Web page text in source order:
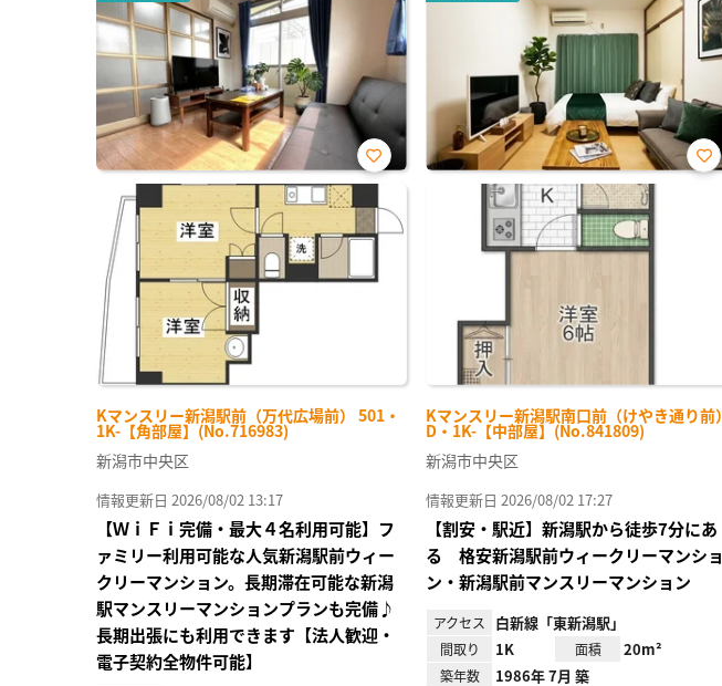
Kマンスリー新潟駅前（万代広場前） 501・
1K-【角部屋】(No.716983)
お気
り登
録
新潟市中央区
情報更新日 2026/08/02 13:17
【ＷｉＦｉ完備・最大４名利用可能】フ
ァミリー利用可能な人気新潟駅前ウィー
クリーマンション。長期滞在可能な新潟
駅マンスリーマンションプランも完備♪
長期出張にも利用できます【法人歓迎・
電子契約全物件可能】
Kマンスリー新潟駅南口前（けやき通り前）
D・1K-【中部屋】(No.841809)
お気
新潟市中央区
情報更新日 2026/08/02 17:27
【割安・駅近】新潟駅から徒歩7分にあ
る 格安新潟駅前ウィークリーマンショ
ン・新潟駅前マンスリーマンション
アクセス 白新線「東新潟駅」
間取り 1K 面積 20m²
築年数 1986年 7月 築